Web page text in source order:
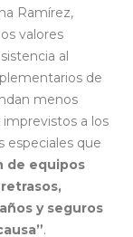
Ramírez,
valores
al
de
menos
a los
especiales que
de equipos
y seguros
.